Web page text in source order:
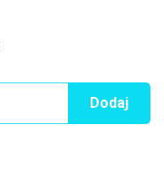
Dodaj